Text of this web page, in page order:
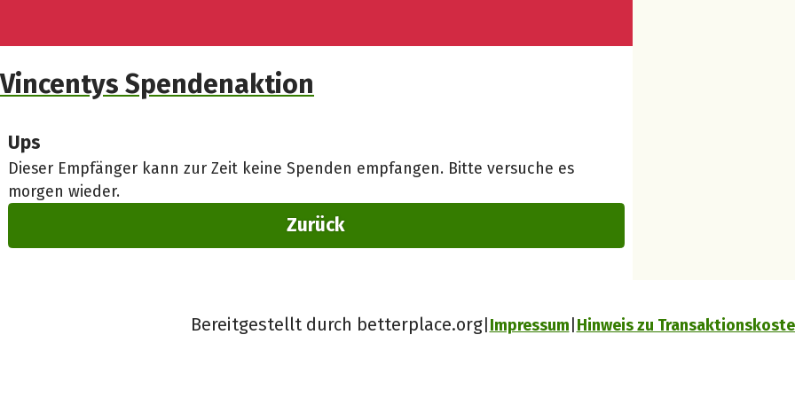
Vincentys Spendenaktion
Ups
Dieser Empfänger kann zur Zeit keine Spenden empfangen. Bitte versuche es
morgen wieder.
Zurück
Bereitgestellt durch betterplace.org Impressum Hinweis zu